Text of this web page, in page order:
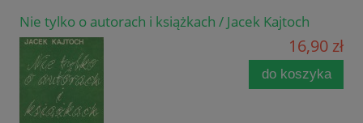
Nie tylko o autorach i książkach / Jacek Kajtoch
16,90 zł
do koszyka